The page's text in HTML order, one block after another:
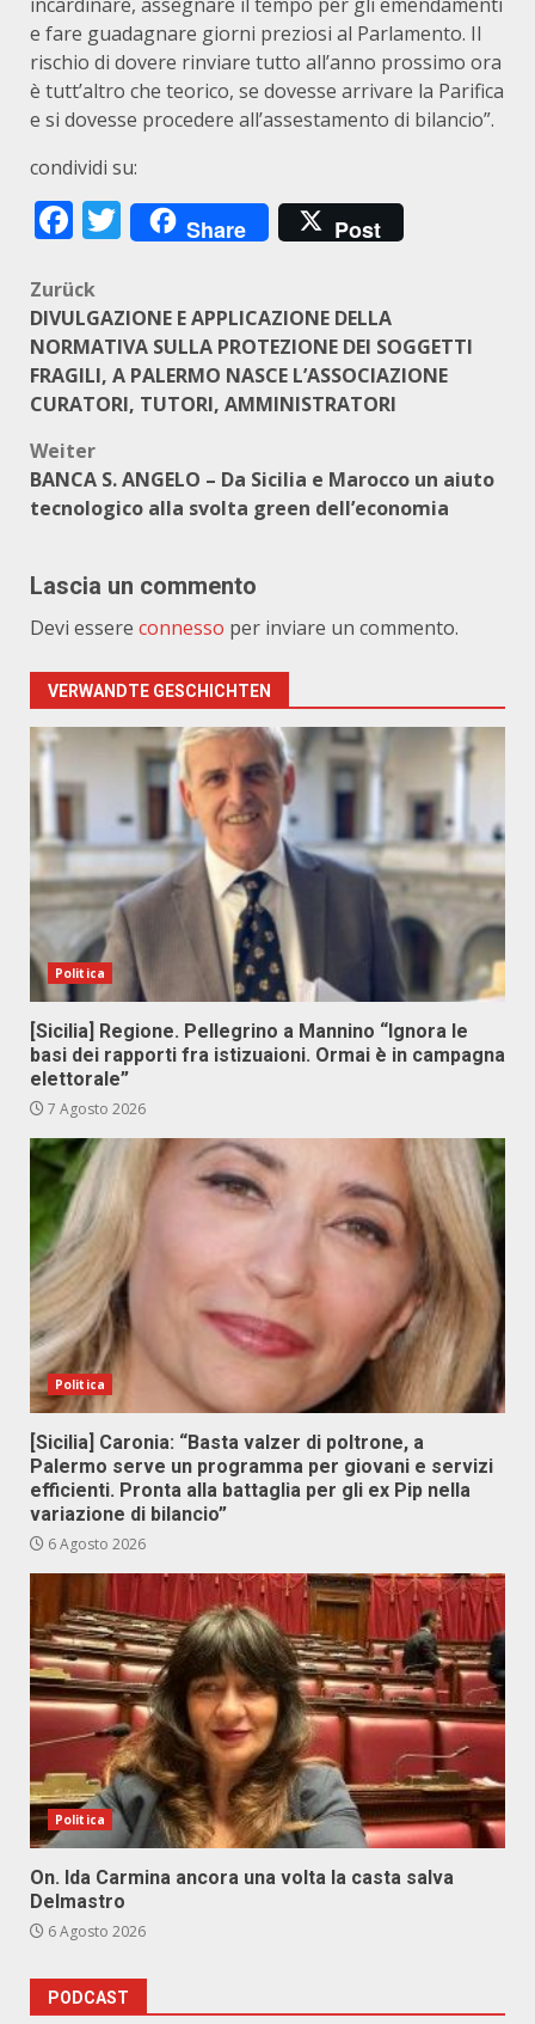
e fare guadagnare giorni preziosi al Parlamento. Il
rischio di dovere rinviare tutto all’anno prossimo ora
è tutt’altro che teorico, se dovesse arrivare la Parifica
e si dovesse procedere all’assestamento di bilancio”.
condividi su:
Facebook
Twitter
Share Post
Beitragsnavigation
Zurück
DIVULGAZIONE E APPLICAZIONE DELLA
NORMATIVA SULLA PROTEZIONE DEI SOGGETTI
FRAGILI, A PALERMO NASCE L’ASSOCIAZIONE
CURATORI, TUTORI, AMMINISTRATORI
Weiter
BANCA S. ANGELO – Da Sicilia e Marocco un aiuto
tecnologico alla svolta green dell’economia
Lascia un commento
Devi essere connesso per inviare un commento.
VERWANDTE GESCHICHTEN
Politica
[Sicilia] Regione. Pellegrino a Mannino “Ignora le
basi dei rapporti fra istizuaioni. Ormai è in campagna
elettorale”
7 Agosto 2026
Politica
[Sicilia] Caronia: “Basta valzer di poltrone, a
Palermo serve un programma per giovani e servizi
efficienti. Pronta alla battaglia per gli ex Pip nella
variazione di bilancio”
6 Agosto 2026
Politica
On. Ida Carmina ancora una volta la casta salva
Delmastro
6 Agosto 2026
PODCAST